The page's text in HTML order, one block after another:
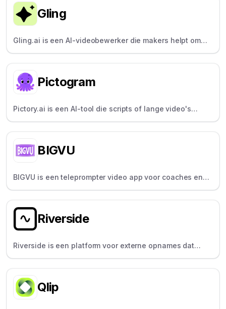
Gling
Gling.ai is een AI-videobewerker die makers helpt om
stiltes en fouten snel uit sprekende video's te halen.
Pictogram
Pictory.ai is een AI-tool die scripts of lange video's
omzet in korte, merkgebonden clips - perfect om
BIGVU
BIGVU is een teleprompter video app voor coaches en
docenten, uitgerust met functies voor scripts,
Riverside
Riverside is een platform voor externe opnames dat
lokale, heldere audio/video biedt: perfect voor
Qlip